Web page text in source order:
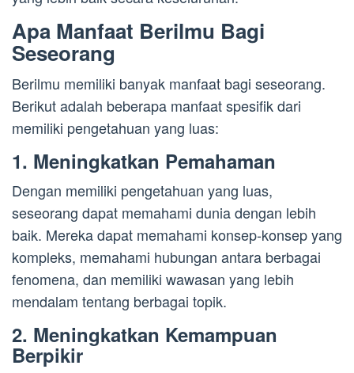
Apa Manfaat Berilmu Bagi
Seseorang
Berilmu memiliki banyak manfaat bagi seseorang.
Berikut adalah beberapa manfaat spesifik dari
memiliki pengetahuan yang luas:
1. Meningkatkan Pemahaman
Dengan memiliki pengetahuan yang luas,
seseorang dapat memahami dunia dengan lebih
baik. Mereka dapat memahami konsep-konsep yang
kompleks, memahami hubungan antara berbagai
fenomena, dan memiliki wawasan yang lebih
mendalam tentang berbagai topik.
2. Meningkatkan Kemampuan
Berpikir